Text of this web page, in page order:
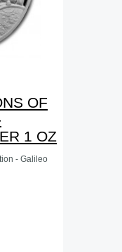
OF
1 OZ
- Galileo